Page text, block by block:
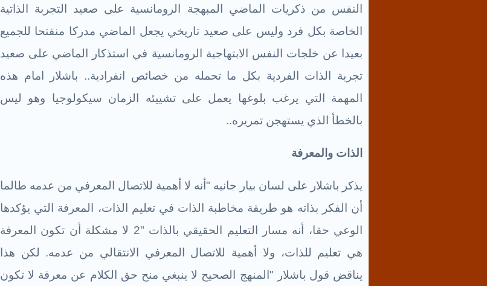
النفس من ذكريات الماضي المبهجة الرومانسية على صعيد التجربة الذاتية
الخاصة بكل فرد وليس على صعيد تاريخي يجعل الماضي مدركا منفتحا للجميع
بعيدا عن خلجات النفس الابتهاجية الرومانسية في استذكار الماضي على صعيد
تجربة الذات الفردية بكل ما تحمله من خصائص انفرادية.. باشلار امام هذه
المهمة التي يرغب بلوغها يعمل على تشييئه الزمان سيكولوجيا وهو ليس
بالخطأ الذي يستهجن تمريره..
الذات والمعرفة
يذكر باشلار على لسان بيار جانيه "أنه لا أهمية للاتصال المعرفي من عدمه طالما
أن الفكر بذاته هو طريقة مخاطبة الذات في تعليم الذات، المعرفة التي يؤكدها
الوعي حقا، أنه مسار التعليم الحقيقي بالذات "2 لا مشكلة أن تكون المعرفة
هي تعليم للذات، ولا أهمية للاتصال المعرفي الانتقالي من عدمه. لكن هذا
يناقض قول باشلار "المنهج الصحيح لا ينبغي منح حق الكلام عن معرفة لا تكون